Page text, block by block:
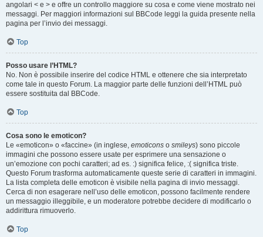
angolari < e > e offre un controllo maggiore su cosa e come viene mostrato nei
messaggi. Per maggiori informazioni sul BBCode leggi la guida presente nella
pagina per l’invio dei messaggi.
Top
Posso usare l’HTML?
No. Non è possibile inserire del codice HTML e ottenere che sia interpretato
come tale in questo Forum. La maggior parte delle funzioni dell’HTML può
essere sostituita dal BBCode.
Top
Cosa sono le emoticon?
Le «emoticon» o «faccine» (in inglese, emoticons o smileys) sono piccole
immagini che possono essere usate per esprimere una sensazione o
un’emozione con pochi caratteri; ad es. :) significa felice, :( significa triste.
Questo Forum trasforma automaticamente queste serie di caratteri in immagini.
La lista completa delle emoticon è visibile nella pagina di invio messaggi.
Cerca di non esagerare nell’uso delle emoticon, possono facilmente rendere
un messaggio illeggibile, e un moderatore potrebbe decidere di modificarlo o
addirittura rimuoverlo.
Top